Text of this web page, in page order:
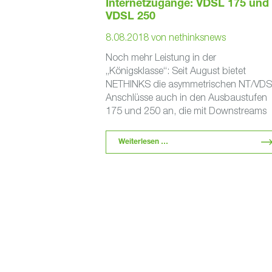
Internetzugänge: VDSL 175 und
VDSL 250
8.08.2018 von nethinksnews
Noch mehr Leistung in der
„Königsklasse“: Seit August bietet
NETHINKS die asymmetrischen NT/
Anschlüsse auch in den Ausbaustufen
175 und 250 an, die mit Downstreams
Weiterlesen …